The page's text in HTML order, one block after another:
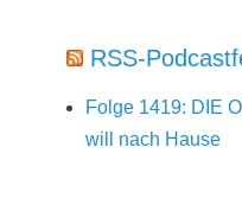
RSS-
Folge 1419: DIE
will nach Hause